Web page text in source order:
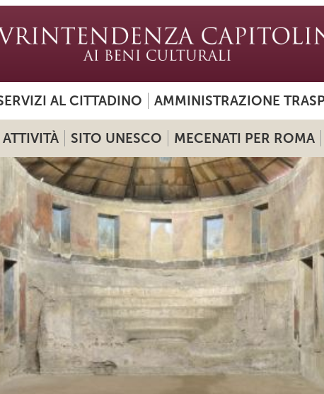
AL CITTADINO AMMINISTRAZIONE
ATTIVITÀ SITO UNESCO MECENATI PER ROMA